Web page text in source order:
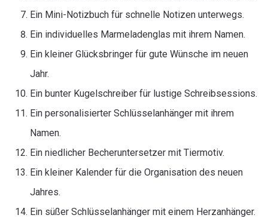
Ein Mini-Notizbuch für schnelle Notizen unterwegs.
Ein individuelles Marmeladenglas mit ihrem Namen.
Ein kleiner Glücksbringer für gute Wünsche im neuen
Jahr.
Ein bunter Kugelschreiber für lustige Schreibsessions.
Ein personalisierter Schlüsselanhänger mit ihrem
Namen.
Ein niedlicher Becheruntersetzer mit Tiermotiv.
Ein kleiner Kalender für die Organisation des neuen
Jahres.
Ein süßer Schlüsselanhänger mit einem Herzanhänger.